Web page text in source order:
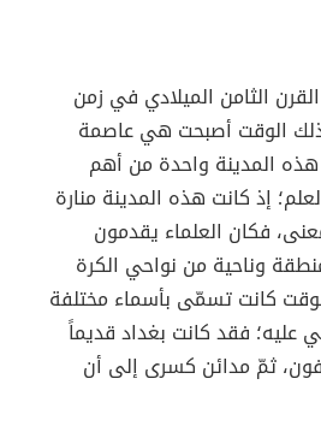
الثامن الميلادي في زمن
ذلك الوقت أصبحت هي عاصمة
المدينة واحدة من أهم
إذ كانت هذه المدينة منارة
فكان العلماء يقدمون
وناحية من نواحي الكرة
كانت تسمّى بأسماء مختلفة
فقد كانت بغداد قديماً
ثمّ مدائن كسرى إلى أن